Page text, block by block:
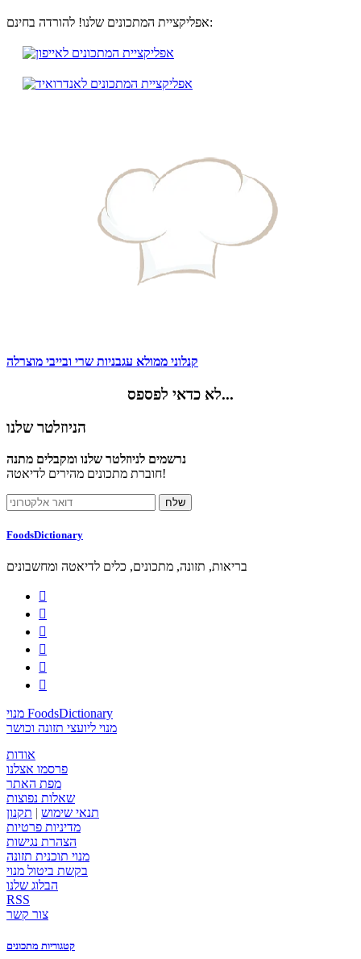
אפליקציית המתכונים שלנו! להורדה בחינם:
קנלוני ממולא עגבניות שרי ובייבי מוצרלה
לא כדאי לפספס...
הניוזלטר שלנו
נרשמים לניוזלטר שלנו ומקבלים מתנה
חוברת מתכונים מהירים לדיאטה!
FoodsDictionary
בריאות, תזונה, מתכונים, כלים לדיאטה ומחשבונים






מנוי FoodsDictionary
מנוי ליועצי תזונה וכושר
אודות
פרסמו אצלנו
מפת האתר
שאלות נפוצות
תנאי שימוש | תקנון
מדיניות פרטיות
הצהרת נגישות
מנוי תוכנית תזונה
בקשת ביטול מנוי
הבלוג שלנו
RSS
צור קשר
קטגוריות מתכונים